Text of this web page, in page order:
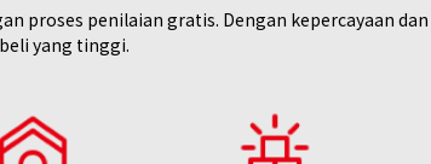
proses penilaian gratis. Dengan kepercayaan
yang tinggi.